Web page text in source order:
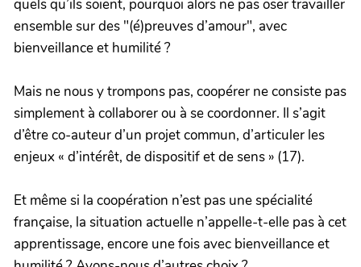
quels qu’ils soient, pourquoi alors ne pas oser travailler
ensemble sur des "(é)preuves d’amour", avec
bienveillance et humilité ?
Mais ne nous y trompons pas, coopérer ne consiste pas
simplement à collaborer ou à se coordonner. Il s’agit
d’être co-auteur d’un projet commun, d’articuler les
enjeux « d’intérêt, de dispositif et de sens » (17).
Et même si la coopération n’est pas une spécialité
française, la situation actuelle n’appelle-t-elle pas à cet
apprentissage, encore une fois avec bienveillance et